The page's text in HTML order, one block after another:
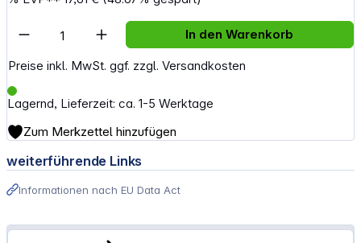
Preise inkl. MwSt. ggf. zzgl. Versandkosten
Lagernd, Lieferzeit: ca. 1-5 Werktage
Artikel Anzahl: Gib den gewünschten
In den Warenkorb
Zum Merkzettel hinzufügen
weiterführende Links
Informationen nach EU Data Act